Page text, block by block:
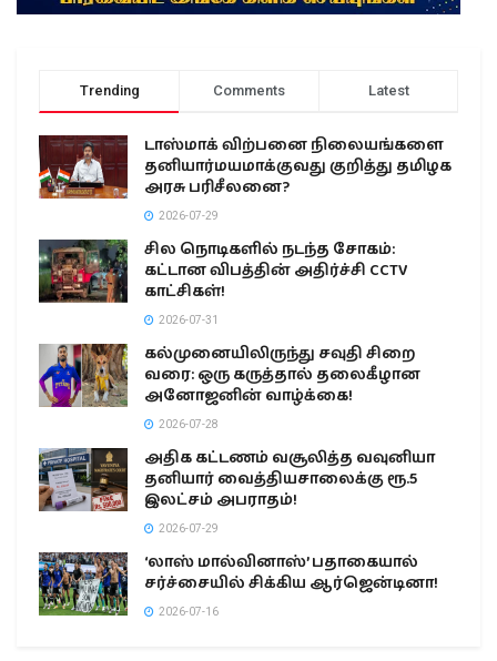
Trending Comments Latest
டாஸ்மாக் விற்பனை நிலையங்களை
தனியார்மயமாக்குவது குறித்து தமிழக
அரசு பரிசீலனை?
2026-07-29
சில நொடிகளில் நடந்த சோகம்:
கட்டான விபத்தின் அதிர்ச்சி CCTV
காட்சிகள்!
2026-07-31
கல்முனையிலிருந்து சவுதி சிறை
வரை: ஒரு கருத்தால் தலைகீழான
அனோஜனின் வாழ்க்கை!
2026-07-28
அதிக கட்டணம் வசூலித்த வவுனியா
தனியார் வைத்தியசாலைக்கு ரூ.5
இலட்சம் அபராதம்!
2026-07-29
‘லாஸ் மால்வினாஸ்’ பதாகையால்
சர்ச்சையில் சிக்கிய ஆர்ஜென்டினா!
2026-07-16